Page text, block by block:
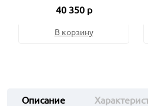
40 350 р
В корзину
Описание